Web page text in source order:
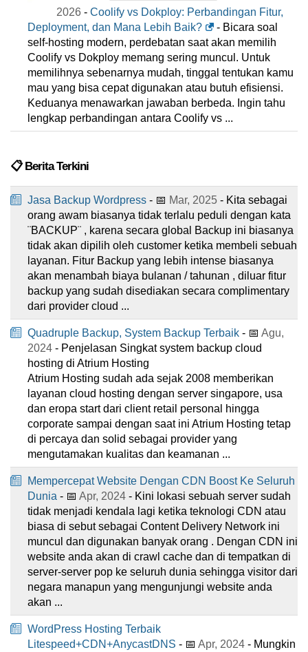
2026 - Coolify vs Dokploy: Perbandingan Fitur,
Deployment, dan Mana Lebih Baik?
- Bicara soal
self-hosting modern, perdebatan saat akan memilih
Coolify vs Dokploy memang sering muncul. Untuk
memilihnya sebenarnya mudah, tinggal tentukan kamu
mau yang bisa cepat digunakan atau butuh efisiensi.
Keduanya menawarkan jawaban berbeda. Ingin tahu
lengkap perbandingan antara Coolify vs ...
📋 Berita Terkini
Jasa Backup Wordpress - 📅 Mar, 2025 - Kita sebagai
orang awam biasanya tidak terlalu peduli dengan kata
¨BACKUP¨ , karena secara global Backup ini biasanya
tidak akan dipilih oleh customer ketika membeli sebuah
layanan. Fitur Backup yang lebih intense biasanya
akan menambah biaya bulanan / tahunan , diluar fitur
backup yang sudah disediakan secara complimentary
dari provider cloud ...
Quadruple Backup, System Backup Terbaik - 📅 Agu,
2024 - Penjelasan Singkat system backup cloud
hosting di Atrium Hosting
Atrium Hosting sudah ada sejak 2008 memberikan
layanan cloud hosting dengan server singapore, usa
dan eropa start dari client retail personal hingga
corporate sampai dengan saat ini Atrium Hosting tetap
di percaya dan solid sebagai provider yang
mengutamakan kualitas dan keamanan ...
Mempercepat Website Dengan CDN Boost Ke Seluruh
Dunia - 📅 Apr, 2024 - Kini lokasi sebuah server sudah
tidak menjadi kendala lagi ketika teknologi CDN atau
biasa di sebut sebagai Content Delivery Network ini
muncul dan digunakan banyak orang . Dengan CDN ini
website anda akan di crawl cache dan di tempatkan di
server-server pop ke seluruh dunia sehingga visitor dari
negara manapun yang mengunjungi website anda
akan ...
WordPress Hosting Terbaik
Litespeed+CDN+AnycastDNS - 📅 Apr, 2024 - Mungkin